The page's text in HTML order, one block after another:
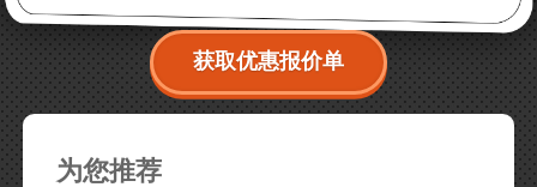
获取优惠报价单
为您推荐